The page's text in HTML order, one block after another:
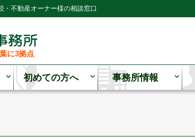
・不動産オーナー様の相談窓口
に3拠点
初めての方へ 事務所情報